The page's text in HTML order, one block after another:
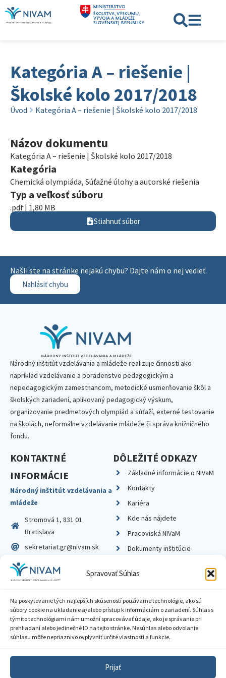
Spravovať Súhlas
Na poskytovanie tých najlepších skúseností používame technológie, ako sú
súbory cookie na ukladanie a/alebo prístup k informáciám o zariadení. Súhlas s
týmito technológiami nám umožní spracovávať údaje, ako je správanie pri
prehliadaní alebo jedinečné ID na tejto stránke. Nesúhlas alebo odvolanie
súhlasu môže nepriaznivo ovplyvniť určité vlastnosti a funkcie.
Prijať
Kategória A – riešenie |
Školské kolo 2017/2018
Úvod Kategória A – riešenie | Školské kolo 2017/2018
Názov dokumentu
Kategória A – riešenie | Školské kolo 2017/2018
Kategória
Chemická olympiáda, Súťažné úlohy a autorské riešenia
Typ a veľkosť súboru
.pdf | 1,80 MB
Stiahnuť súbor
Našli ste na stránke nejakú chybu? Dajte nám o nej vedieť.
Nahlásiť chybu
Národný inštitút vzdelávania a mládeže realizuje činnosti ako
napríklad vzdelávanie a poradenstvo pedagogickým a
nepedagogickým zamestnancom, metodické usmerňovanie škôl a
školských zariadení, aplikovaný pedagogický výskum,
organizovanie predmetových olympiád a súťaží, externé testovanie
na školách, neformálne vzdelávanie mládeže či správa knižničného
fondu.
KONTAKTNÉ
INFORMÁCIE
Národný inštitút vzdelávania a
mládeže
Stromová 1, 831 01
Bratislava
sekretariat.gr@nivam.sk
IČO: 00164348
DIČ: 2020798714
DÔLEŽITÉ ODKAZY
Základné informácie o NIVaM
Kontakty
Kariéra
Kde nás nájdete
Pracoviská NIVaM
Dokumenty inštitúcie
Zásady ochrany súkromia
Sprístupnenie informácií